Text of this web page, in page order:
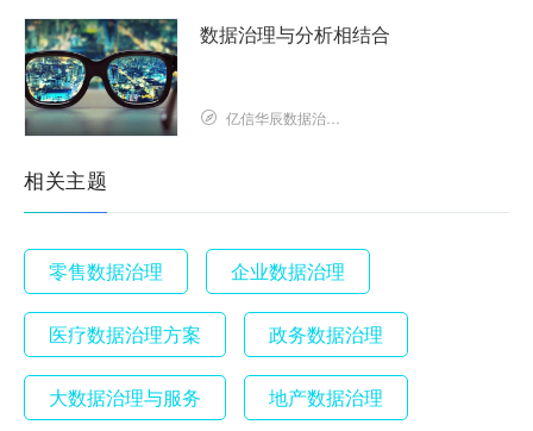
数据治理与分析相结合
亿信华辰数据治理研究院
相关主题
零售数据治理 企业数据治理
医疗数据治理方案 政务数据治理
大数据治理与服务 地产数据治理